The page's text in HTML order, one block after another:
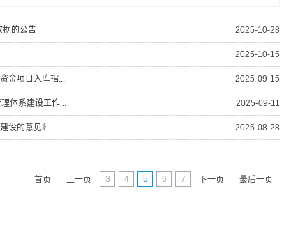
据的公告 2025-10-28
2025-10-15
金项目入库指... 2025-09-15
体系建设工作... 2025-09-11
设的意见》 2025-08-28
首页 上一页 3 4 5 6 7 下一页 最后一页